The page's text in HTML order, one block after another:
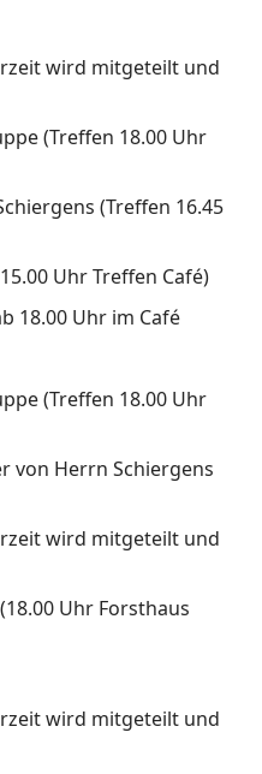
wird mitgeteilt und
(Treffen 18.00 Uhr
(Treffen 16.45
Uhr Treffen Café)
18.00 Uhr im Café
(Treffen 18.00 Uhr
von Herrn Schiergens
wird mitgeteilt und
Uhr Forsthaus
wird mitgeteilt und